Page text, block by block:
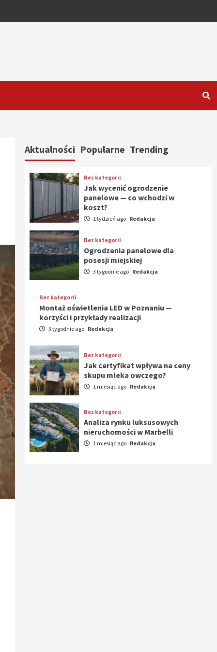
Aktualności Popularne Trending
Bez kategorii
Jak wycenić ogrodzenie
panelowe — co wchodzi w
koszt?
1 tydzień ago Redakcja
Bez kategorii
Ogrodzenia panelowe dla
posesji miejskiej
3 tygodnie ago Redakcja
Bez kategorii
Montaż oświetlenia LED w Poznaniu —
korzyści i przykłady realizacji
3 tygodnie ago Redakcja
Bez kategorii
Jak certyfikat wpływa na ceny
skupu mleka owczego?
1 miesiąc ago Redakcja
Bez kategorii
Analiza rynku luksusowych
nieruchomości w Marbelli
1 miesiąc ago Redakcja